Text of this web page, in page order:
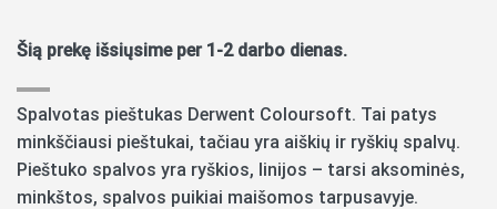
Šią prekę išsiųsime per 1-2 darbo dienas.
Spalvotas pieštukas Derwent Coloursoft. Tai patys
minkščiausi pieštukai, tačiau yra aiškių ir ryškių spalvų.
Pieštuko spalvos yra ryškios, linijos – tarsi aksominės,
minkštos, spalvos puikiai maišomos tarpusavyje.